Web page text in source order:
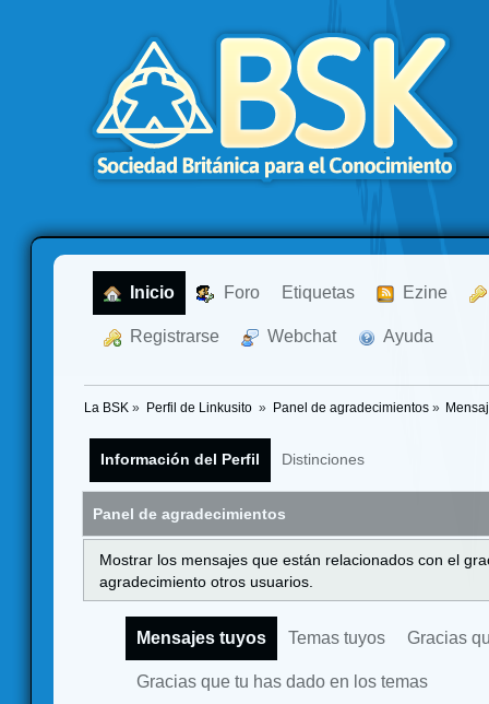
Inicio Foro Etiquetas Ezine
Registrarse Webchat Ayuda
La BSK » Perfil de Linkusito » Panel de agradecimientos»
Información del Perfil Distinciones
Panel de agradecimientos
Mostrar los mensajes que están relacionados con el
agradecimiento otros usuarios.
Mensajes tuyos Temas tuyos Gracias
Gracias que tu has dado en los temas